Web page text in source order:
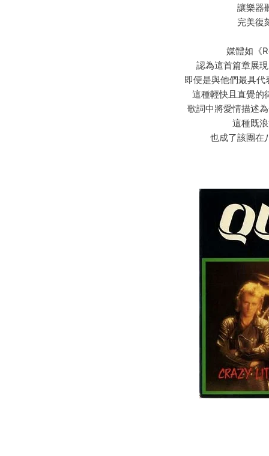
讓樂器
完美復
媒體如《
認為這首篇章展
即便是與他們最具
這種輕快且直覺的
歌詞中將愛情描述
這種既
也成了該團在